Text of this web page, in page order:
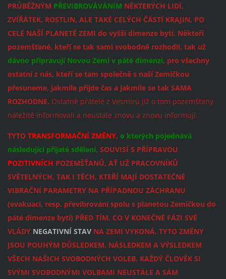
PRŮBĚŽNÝM PŘEVIBROVÁVÁNÍM NĚKTERÝCH LIDÍ,
ZVÍŘÁTEK, ROSTLIN, ALE TAKÉ CELÝCH ČÁSTÍ KRAJIN, PO
CELÉ NAŠÍ PLANETĚ ZEMI do vyšší dimenze bytí. Někteří
pozemšťané, kteří se tak sami svobodně rozhodli, tak už
dávno připravují Novou Zemi v páté dimenzi, pro všechny
ostatní z nás, kteří se tam společně s naší Zemičkou
přesuneme, jakmile přijde čas a jakmile se tak SAMA
ROZHODNE. Ostatně přátelé z Vesmíru již o tom pozemšťany
náležitě informovali a neustále znovu a znovu informují.
TYTO TRANSFORMAČNÍ ZMĚNY, o kterých pojednává
následující přijaté sdělení, SOUVISÍ S PŘÍPRAVOU
POZITIVNÍCH POZEMŠŤANŮ, AŤ UŽ PRACOVNÍKŮ
SVĚTELNÝCH, TAK I TĚCH, KTEŘÍ MAJÍ DOSTATEČNÉ
VIBRAČNÍ PARAMETRY NA PŘÍPADNOU ZÁCHRANU
(evakuaci, resp. převibrování spolu s planetou Zemičkou do
páté dimenze bytí) PŘED TÍM, CO V KONEČNÉ FÁZI SVÉ
VLÁDY NEGATIVNÍ STAVNA ZEMI VYKONÁ. TYTO ZMĚNY
JSOU POUHÝM DŮSLEDKEM, NÁSLEDKEM A VÝSLEDKEM
VŠECH NAŠICH SVOBODNÝCH VOLEB. KAŽDÝ ČLOVĚK SI
SVÝMI SVOBODNÝMI VOLBAMI NEUSTÁLE A SÁM